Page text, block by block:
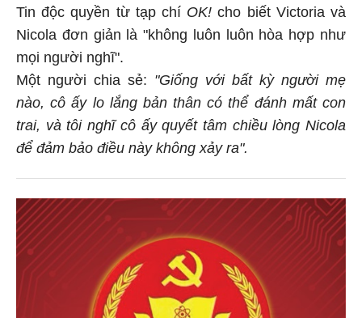
Tin độc quyền từ tạp chí OK! cho biết Victoria và
Nicola đơn giản là "không luôn luôn hòa hợp như
mọi người nghĩ".
Một người chia sẻ: "Giống với bất kỳ người mẹ
nào, cô ấy lo lắng bản thân có thể đánh mất con
trai, và tôi nghĩ cô ấy quyết tâm chiều lòng Nicola
để đảm bảo điều này không xảy ra".